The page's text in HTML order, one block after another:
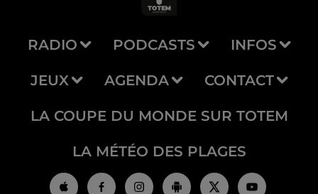
RADIO PODCASTS INFOS
JEUX AGENDA CONTACT
LA COUPE DU MONDE SUR TOTEM
LA MÉTÉO DES PLAGES